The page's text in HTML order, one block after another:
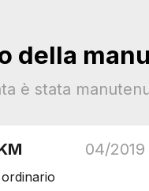
in tinta
integrati negli
della
è stata
04/2019